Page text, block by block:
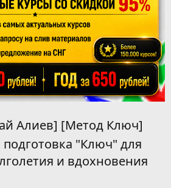
Алиев] [Метод Ключ]
подготовка "Ключ" для
и вдохновения